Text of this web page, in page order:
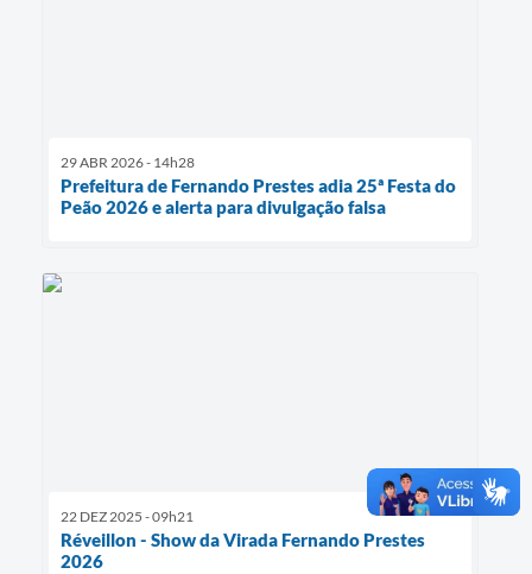
29 ABR 2026 - 14h28
Prefeitura de Fernando Prestes adia 25ª Festa do
Peão 2026 e alerta para divulgação falsa
22 DEZ 2025 - 09h21
Réveillon - Show da Virada Fernando Prestes
2026